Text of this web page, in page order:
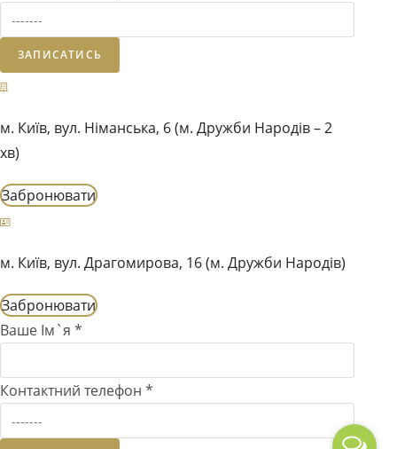
ЗАПИСАТИСЬ
м. Київ, вул. Німанська, 6 (м. Дружби Народів – 2
хв)
Забронювати
м. Київ, вул. Драгомирова, 16 (м. Дружби Народів)
Забронювати
Ваше Ім`я *
Контактний телефон *